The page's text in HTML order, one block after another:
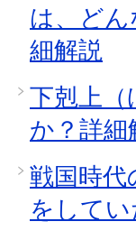
は、ど
細解説
下剋上（
か？詳細
戦国時代
をして